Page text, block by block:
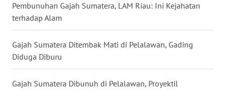
Pembunuhan Gajah Sumatera, LAM Riau: Ini Kejahatan
terhadap Alam
Gajah Sumatera Ditembak Mati di Pelalawan, Gading
Diduga Diburu
Gajah Sumatera Dibunuh di Pelalawan, Proyektil
WN
JATIM
WN
BALI